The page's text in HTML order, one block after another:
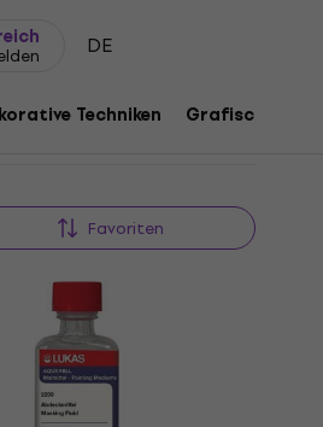
DE
Techniken Grafische
Favoriten